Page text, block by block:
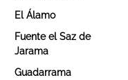
El Álamo
Fuente el Saz de
Jarama
Guadarrama